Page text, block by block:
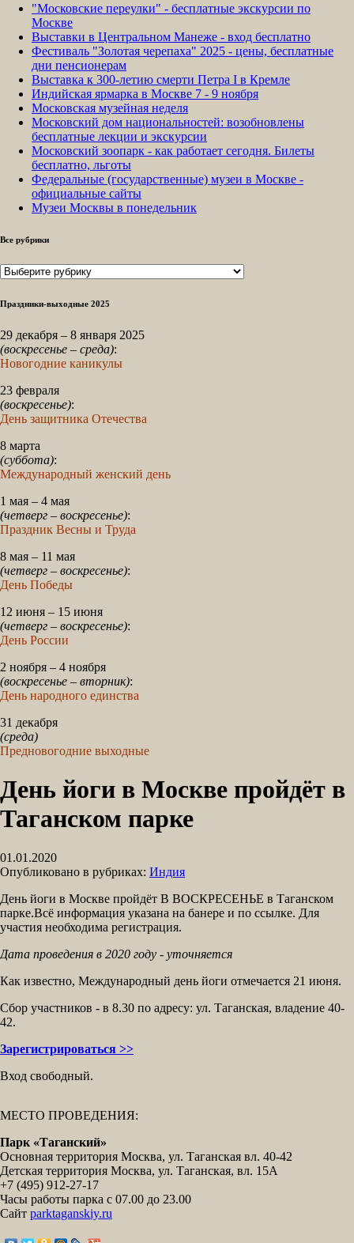
"Московские переулки" - бесплатные экскурсии по
Москве
Выставки в Центральном Манеже - вход бесплатно
Фестиваль "Золотая черепаха" 2025 - цены, бесплатные
дни пенсионерам
Выставка к 300-летию смерти Петра I в Кремле
Индийская ярмарка в Москве 7 - 9 ноября
Московская музейная неделя
Московский дом национальностей: возобновлены
бесплатные лекции и экскурсии
Московский зоопарк - как работает сегодня. Билеты
бесплатно, льготы
Федеральные (государственные) музеи в Москве -
официальные сайты
Музеи Москвы в понедельник
Все рубрики
Все
Праздники-выходные 2025
29 декабря – 8 января 2025
(воскресенье – среда):
Новогодние каникулы
23 февраля
(воскресенье):
День защитника Отечества
8 марта
(суббота):
Международный женский день
1 мая – 4 мая
(четверг – воскресенье):
Праздник Весны и Труда
8 мая – 11 мая
(четверг – воскресенье):
День Победы
12 июня – 15 июня
(четверг – воскресенье):
День России
2 ноября – 4 ноября
(воскресенье – вторник):
День народного единства
31 декабря
(среда)
Предновогодние выходные
День йоги в Москве пройдёт в
Таганском парке
01.01.2020
Опубликовано в рубриках: Индия
День йоги в Москве пройдёт В ВОСКРЕСЕНЬЕ в Таганском
парке.Всё информация указана на банере и по ссылке. Для
участия необходима регистрация.
Дата проведения в 2020 году - уточняется
Как известно, Международный день йоги отмечается 21 июня.
Сбор участников - в 8.30 по адресу: ул. Таганская, владение 40-
42.
Зарегистрироваться >>
Вход свободный.
МЕСТО ПРОВЕДЕНИЯ:
Парк «Таганский»
Основная территория Москва, ул. Таганская вл. 40-42
Детская территория Москва, ул. Таганская, вл. 15А
+7 (495) 912-27-17
Часы работы парка с 07.00 до 23.00
Сайт parktaganskiy.ru